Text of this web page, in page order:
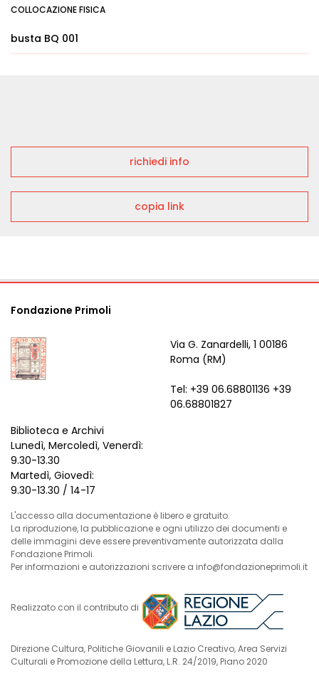
COLLOCAZIONE FISICA
busta BQ 001
richiedi info
copia link
Fondazione Primoli
Via G. Zanardelli, 1 00186
Roma (RM)
Tel: +39 06.68801136 +39
06.68801827
Biblioteca e Archivi
Lunedì, Mercoledì, Venerdì:
9.30-13.30
Martedì, Giovedì:
9.30-13.30 / 14-17
L'accesso alla documentazione è libero e gratuito.
La riproduzione, la pubblicazione e ogni utilizzo dei documenti e
delle immagini deve essere preventivamente autorizzata dalla
Fondazione Primoli.
Per informazioni e autorizzazioni scrivere a info@fondazioneprimoli.it
Realizzato con il contributo di
Direzione Cultura, Politiche Giovanili e Lazio Creativo, Area Servizi
Culturali e Promozione della Lettura, L.R. 24/2019, Piano 2020